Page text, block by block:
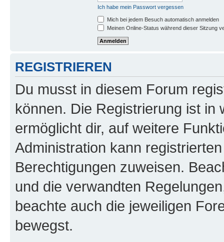
Ich habe mein Passwort vergessen
Mich bei jedem Besuch automatisch anmelden
Meinen Online-Status während dieser Sitzung
REGISTRIEREN
Du musst in diesem Forum
können. Die Registrierung ist in
ermöglicht dir, auf weitere
Administration kann
Berechtigungen zuweisen.
und die verwandten
beachte auch die jeweiligen
bewegst.